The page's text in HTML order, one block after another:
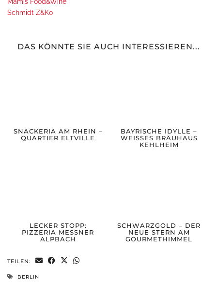
Mamis Food&Wine
Schmidt Z&Ko
DAS KÖNNTE SIE AUCH INTERESSIEREN...
SNACKERIA AM RHEIN –
QUARTIER ELTVILLE
BAYRISCHE IDYLLE –
WEISSES BRÄUHAUS
KEHLHEIM
LECKER STOPP:
PIZZERIA MESSNER
ALPBACH
SCHWARZGOLD – DER
NEUE STERN AM
GOURMETHIMMEL
TEILEN:
BERLIN